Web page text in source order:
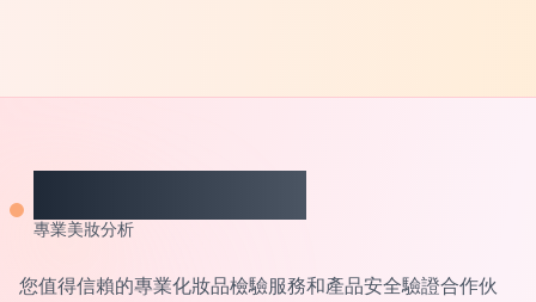
專業美妝分析
您值得信賴的專業化妝品檢驗服務和產品安全驗證合作伙